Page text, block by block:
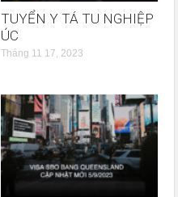
TUYỂN Y TÁ TU NGHIỆP
ÚC
Tháng 11 17, 2023